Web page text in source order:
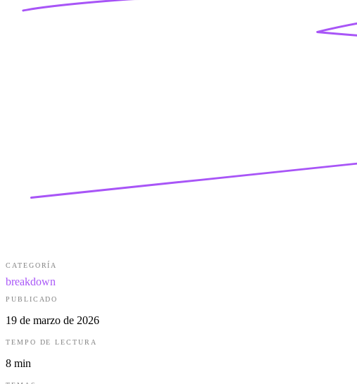
CATEGORÍA
breakdown
PUBLICADO
19 de marzo de 2026
TEMPO DE LECTURA
8 min